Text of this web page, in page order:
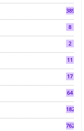
3892
8
2
11
17
64
182
7624